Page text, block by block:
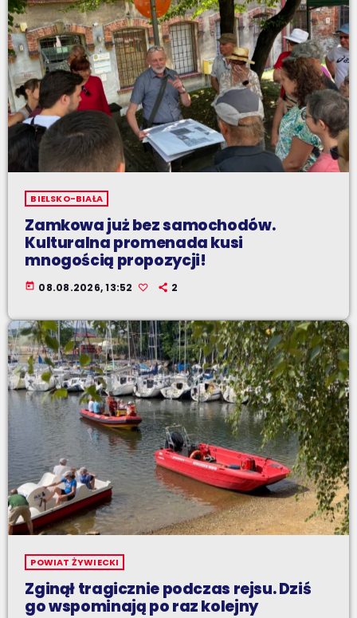
BIELSKO-BIAŁA
Zamkowa już bez samochodów.
Kulturalna promenada kusi
mnogością propozycji!
today 08.08.2026, 13:52 2
POWIAT ŻYWIECKI
Zginął tragicznie podczas rejsu. Dziś
go wspominają po raz kolejny